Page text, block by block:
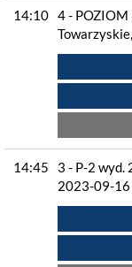
14:10 4 -
14:45
3 - P-2 wyd.
2023-09-16